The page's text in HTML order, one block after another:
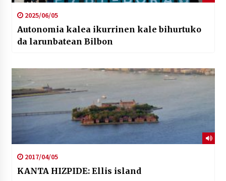
2025/06/05
Autonomia kalea ikurrinen kale bihurtuko
da larunbatean Bilbon
2017/04/05
KANTA HIZPIDE: Ellis island